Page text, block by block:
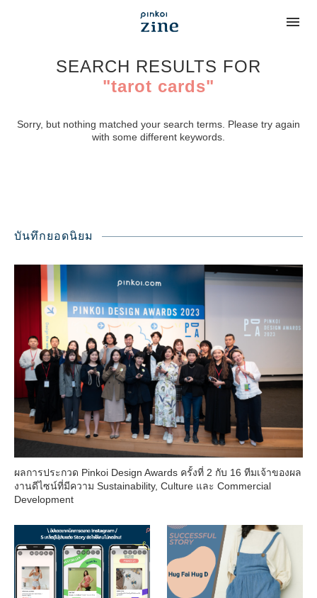
SEARCH RESULTS FOR
"tarot cards"
Sorry, but nothing matched your search terms. Please try again
with some different keywords.
บันทึกยอดนิยม
ผลการประกวด Pinkoi Design Awards ครั้งที่ 2 กับ 16 ทีมเจ้าของผล
งานดีไซน์ที่มีความ Sustainability, Culture และ Commercial
Development